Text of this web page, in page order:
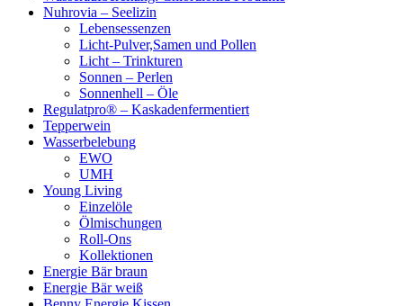
Nuhrovia – Seelizin
Lebensessenzen
Licht-Pulver,Samen und Pollen
Licht – Trinkturen
Sonnen – Perlen
Sonnenhell – Öle
Regulatpro® – Kaskadenfermentiert
Tepperwein
Wasserbelebung
EWO
UMH
Young Living
Einzelöle
Ölmischungen
Roll-Ons
Kollektionen
Energie Bär braun
Energie Bär weiß